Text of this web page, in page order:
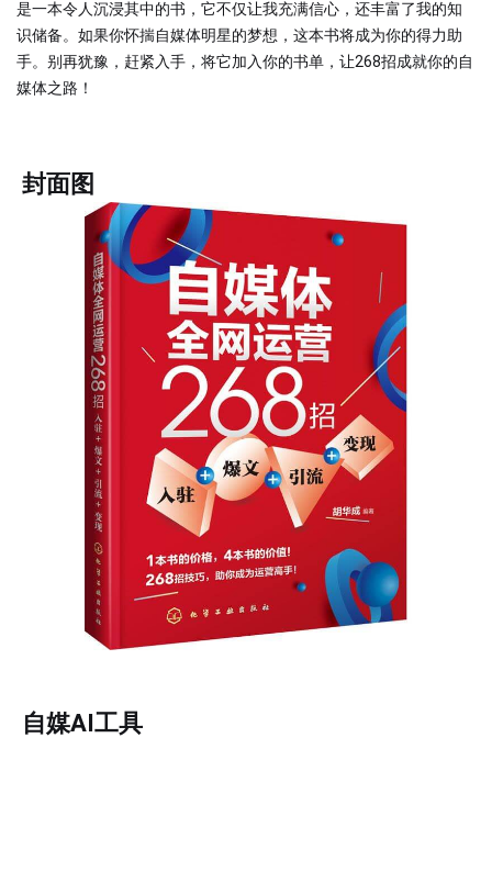
是一本令人沉浸其中的书，它不仅让我充满信心，还丰富了我的知
识储备。如果你怀揣自媒体明星的梦想，这本书将成为你的得力助
手。别再犹豫，赶紧入手，将它加入你的书单，让268招成就你的自
媒体之路！
封面图
自媒AI工具